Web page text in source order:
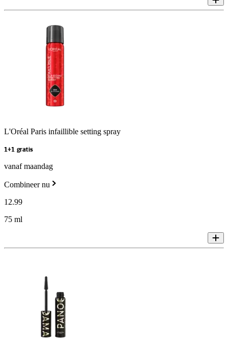
L'Oréal Paris infaillible setting spray
1+1 gratis
vanaf maandag
Combineer nu
12.99
75 ml